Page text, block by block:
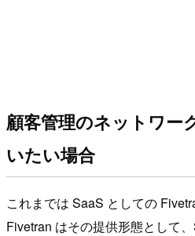
顧客管理のネットワー
いたい場合
これまでは SaaS としての
Fivetran はその提供形態として、